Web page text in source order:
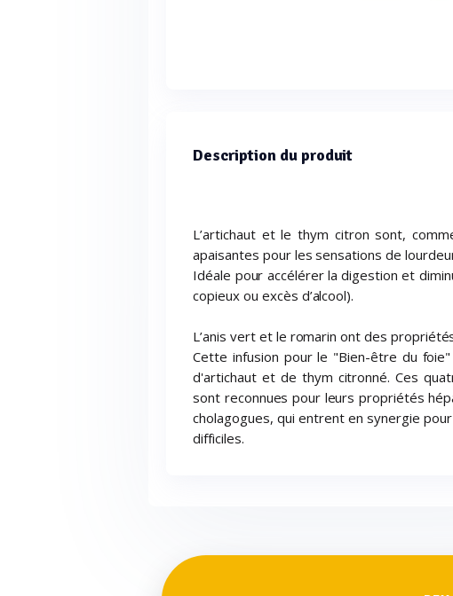
Description du produit
L’artichaut et le thym citron sont,
apaisantes pour les sensations de
Idéale pour accélérer la digestion et
copieux ou excès d’alcool).
L’anis vert et le romarin ont des
Cette infusion pour le "Bien-être du
d'artichaut et de thym citronné. Ces
sont reconnues pour leurs propriétés
cholagogues, qui entrent en synergie
difficiles.